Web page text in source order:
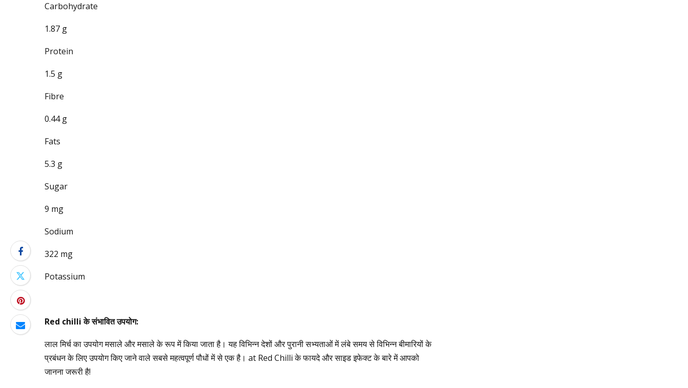
Carbohydrate
1.87 g
Protein
1.5 g
Fibre
0.44 g
Fats
5.3 g
Sugar
9 mg
Sodium
322 mg
Potassium
Red chilliकेसंभावितउपयोग:
लाल मिर्च का उपयोग मसाले और मसाले के रूप में किया जाता है। यह विभिन्न देशों और पुरानी सभ्यताओं में लंबे समय से विभिन्न बीमारियों के
प्रबंधन के लिए उपयोग किए जाने वाले सबसे महत्वपूर्ण पौधों में से एक है। at Red Chilli के फायदे और साइड इफेक्ट के बारे में आपको
जानना जरूरी है!